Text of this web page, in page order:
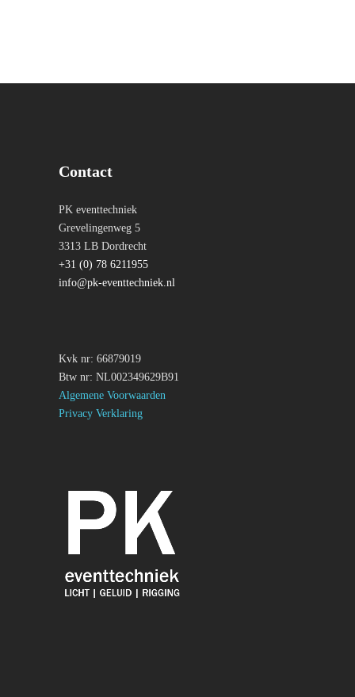
Contact
PK eventtechniek
Grevelingenweg 5
3313 LB Dordrecht
+31 (0) 78 6211955
info@pk-eventtechniek.nl
Kvk nr: 66879019
Btw nr: NL002349629B91
Algemene Voorwaarden
Privacy Verklaring